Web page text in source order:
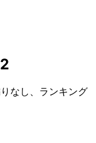
なし、ランキング